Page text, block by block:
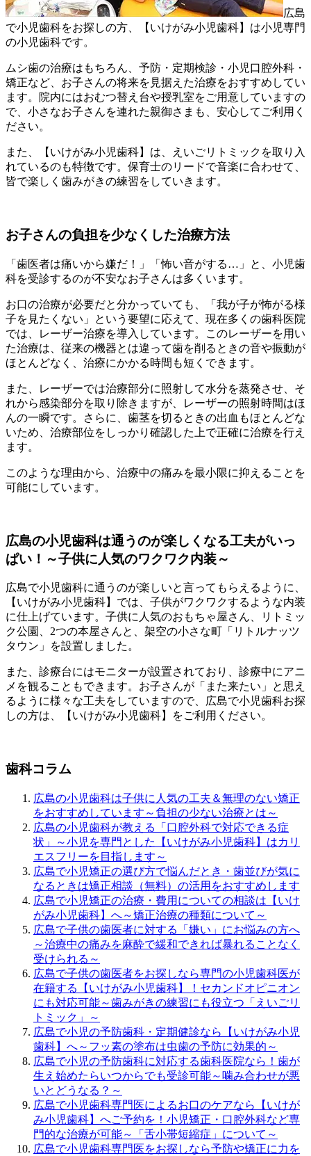
広島
で小児歯科をお探しの方、【いけがみ小児歯科】は小児専門
の小児歯科です。
ムシ歯の治療はもちろん、予防・定期検診・小児口腔外科・
矯正など、お子さんの将来を見据えた治療をおすすめしてい
ます。院内にはおむつ替え台や授乳室をご用意していますの
で、小さなお子さんを連れた親御さまも、安心してご利用く
ださい。
また、【いけがみ小児歯科】は、えいごリトミックを取り入
れているのも特徴です。保育士のリードで音楽に合わせて、
皆で楽しく歯みがきの練習をしていきます。
お子さんの負担を少なくした治療方法
「歯医者は痛いから嫌だ！」「怖い音がする…」と、小児歯
科を受診するのが不安なお子さんは多くいます。
お口の治療が必要だと分かっていても、「我が子が怖がる様
子を見たくない」という要望に応えて、現在多くの歯科医院
では、レーザー治療を導入しています。このレーザーを用い
た治療は、従来の機器とは違って歯を削るときの音や振動が
ほとんどなく、治療にかかる時間も短くできます。
また、レーザーでは治療部分に照射して水分を蒸発させ、そ
れから感染部分を取り除きますが、レーザーの照射時間はほ
んの一瞬です。さらに、歯茎を切るときの出血もほとんどな
いため、治療部位をしっかり確認した上で正確に治療を行え
ます。
このような理由から、治療中の痛みを最小限に抑えることを
可能にしています。
広島の小児歯科は通うのが楽しくなる工夫がいっ
ぱい！～子供に人気のワクワク内装～
広島で小児歯科に通うのが楽しいと言ってもらえるように、
【いけがみ小児歯科】では、子供がワクワクするような内装
に仕上げています。子供に人気のおもちゃ屋さん、リトミッ
ク公園、2つの本屋さんと、架空の小さな町「リトルナッツ
タウン」を設置しました。
また、診療台にはモニターが設置されており、診療中にアニ
メを観ることもできます。お子さんが「また来たい」と思え
るように様々な工夫をしていますので、広島で小児歯科お探
しの方は、【いけがみ小児歯科】をご利用ください。
歯科コラム
広島の小児歯科は子供に人気の工夫＆無理のない矯正
をおすすめしています～負担の少ない治療とは～
広島の小児歯科が教える「口腔外科で対応できる症
状」～小児を専門とした【いけがみ小児歯科】はカリ
エスフリーを目指します～
広島で小児矯正の選び方で悩んだとき・歯並びが気に
なるときは矯正相談（無料）の活用をおすすめします
広島で小児矯正の治療・費用についての相談は【いけ
がみ小児歯科】へ～矯正治療の種類について～
広島で子供の歯医者に対する「嫌い」にお悩みの方へ
～治療中の痛みを麻酔で緩和できれば暴れることなく
受けられる～
広島で子供の歯医者をお探しなら専門の小児歯科医が
在籍する【いけがみ小児歯科】！セカンドオピニオン
にも対応可能～歯みがきの練習にも役立つ「えいごリ
トミック」～
広島で小児の予防歯科・定期健診なら【いけがみ小児
歯科】へ～フッ素の塗布は虫歯の予防に効果的～
広島で小児の予防歯科に対応する歯科医院なら！歯が
生え始めたらいつからでも受診可能～噛み合わせが悪
いとどうなる？～
広島で小児歯科専門医によるお口のケアなら【いけが
み小児歯科】へご予約を！小児矯正・口腔外科など専
門的な治療が可能～「舌小帯短縮症」について～
広島で小児歯科専門医をお探しなら予防や矯正に力を